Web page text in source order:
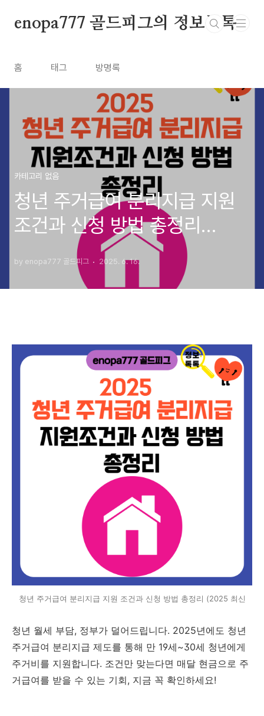
enopa777 골드피그의 정보톡톡
홈 태그 방명록
카테고리 없음
청년 주거급여 분리지급 지원
조건과 신청 방법 총정리
(2025 최신)
by enopa777 골드피그 2025. 6. 16.
청년 주거급여 분리지급 지원 조건과 신청 방법 총정리 (2025 최신
청년 월세 부담, 정부가 덜어드립니다. 2025년에도 청년
주거급여 분리지급 제도를 통해 만 19세~30세 청년에게
주거비를 지원합니다. 조건만 맞는다면 매달 현금으로 주
거급여를 받을 수 있는 기회, 지금 꼭 확인하세요!